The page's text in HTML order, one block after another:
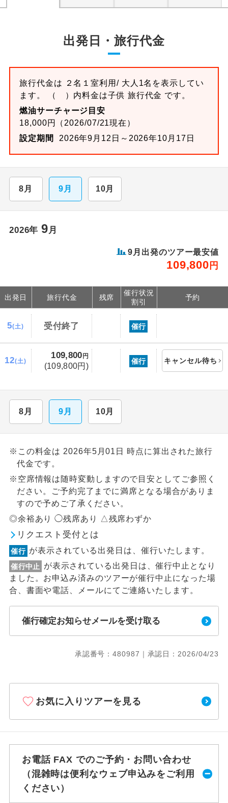
出発日・旅行代金
旅行代金は ２名１室利用/ 大人1名を表示してい
ます。 （ ）内料金は子供 旅行代金 です。
燃油サーチャージ目安
18,000円（2026/07/21現在）
設定期間
2026年9月12日～2026年10月17日
8月 9月 10月
2026年 9月
9月出発のツアー最安値
109,800 円
出発日 旅行代金 残席
催行状況
割引
予約
5(土) 受付終了 催行
12(土)
109,800 円
(109,800円)
催行 キャンセル待ち
8月 9月 10月
※この料金は 2026年5月01日 時点に算出された旅行
代金です。
※空席情報は随時変動しますので目安としてご参照く
ださい。ご予約完了までに満席となる場合がありま
すので予めご了承ください。
◎余裕あり ◯残席あり △残席わずか
リクエスト受付とは
催行 が表示されている出発日は、催行いたします。
催行中止
が表示されている出発日は、催行中止となり
ました。お申込み済みのツアーが催行中止になった場
合、書面や電話、メールにてご連絡いたします。
催行確定お知らせメールを受け取る
承認番号：480987｜承認日：2026/04/23
お気に入りツアーを見る
お電話 FAX でのご予約・お問い合わせ
（混雑時は便利なウェブ申込みをご利用
ください）